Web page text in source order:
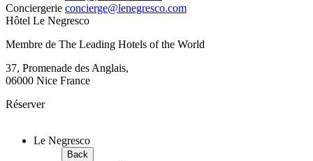
Conciergerie concierge@lenegresco.com
Hôtel Le Negresco
Membre de The Leading Hotels of the World
37, Promenade des Anglais,
06000 Nice France
Réserver
Le Negresco
Back